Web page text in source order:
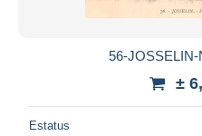
56-JOSSELIN-
±
Estatus